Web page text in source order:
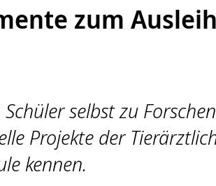
zum
selbst zu
Projekte der
kennen.